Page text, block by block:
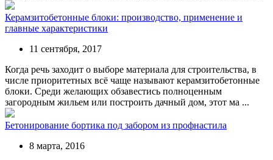
Керамзитобетонные блоки: производство, применение и
главные характеристики
11 сентября, 2017
Когда речь заходит о выборе материала для строительства, в
числе приоритетных всё чаще называют керамзитобетонные
блоки. Среди желающих обзавестись полноценным
загородным жильем или построить дачный дом, этот ма ...
Бетонирование бортика под забором из профнастила
8 марта, 2016